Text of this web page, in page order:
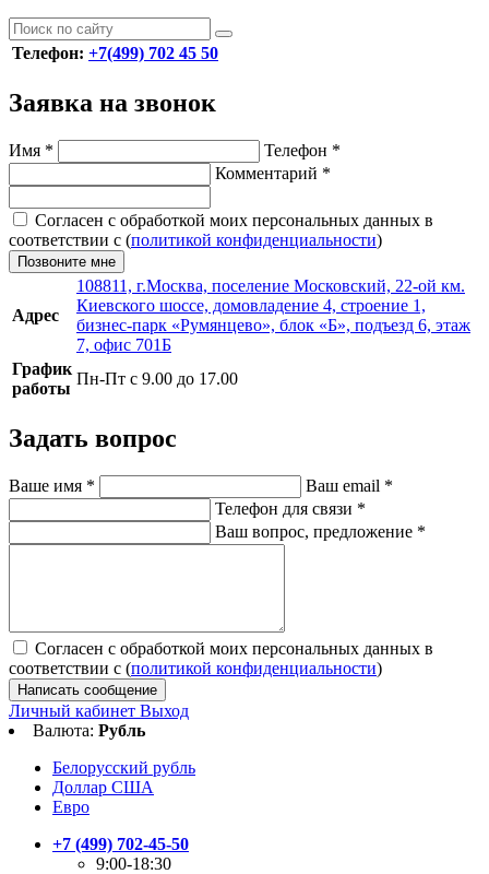
Телефон: +7(499) 702 45 50
Заявка на звонок
Имя * Телефон *
Комментарий *
Согласен с обработкой моих персональных данных в
соответствии с (политикой конфиденциальности)
Позвоните мне
Адрес
108811, г.Москва, поселение Московский, 22-ой км.
Киевского шоссе, домовладение 4, строение 1,
бизнес-парк «Румянцево», блок «Б», подъезд 6, этаж
7, офис 701Б
График
работы
Пн-Пт с 9.00 до 17.00
Задать вопрос
Ваше имя * Ваш email *
Телефон для связи *
Ваш вопрос, предложение *
Согласен с обработкой моих персональных данных в
соответствии с (политикой конфиденциальности)
Написать сообщение
Личный кабинет Выход
Валюта: Рубль
Белорусский рубль
Доллар США
Евро
+7 (499) 702-45-50
9:00-18:30